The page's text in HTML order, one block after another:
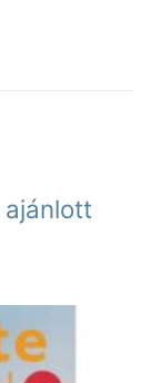
ajánlott